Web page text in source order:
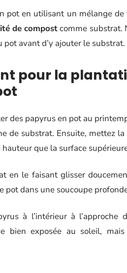
pot en utilisant un mélange
de compostcomme substrat.
pot avant d’y ajouter le substrat.
pour la
des papyrus en pot au
de substrat. Ensuite, mettez
que la surface
en le faisant glisser
dans une soucoupe
à l’intérieur à l’approche
bien exposée au soleil,